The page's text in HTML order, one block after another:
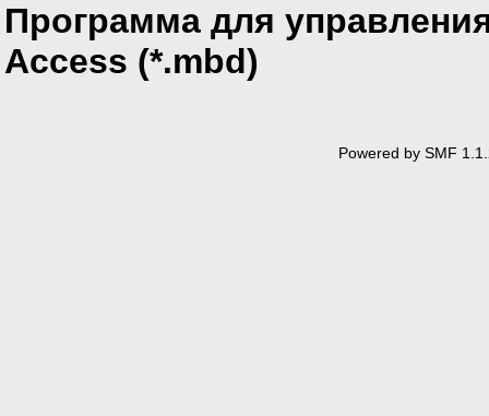
Программа для
Access (*.mbd)
Powered by SMF